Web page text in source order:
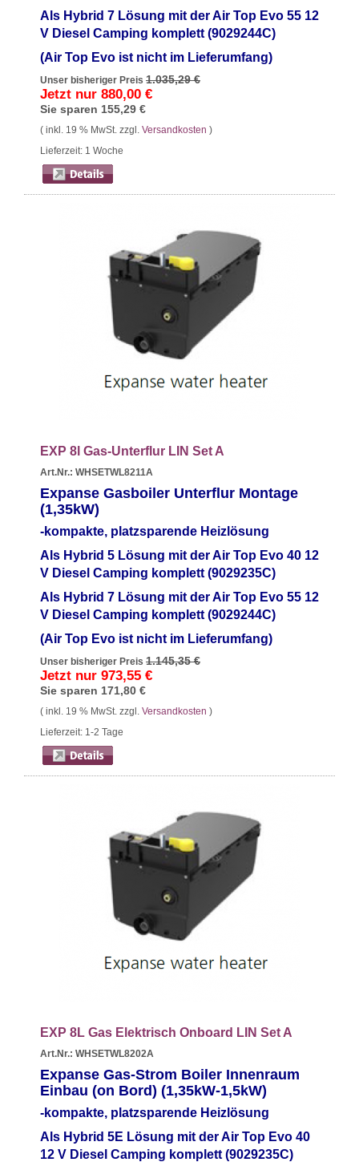
Als Hybrid 7 Lösung mit der Air Top Evo 55 12
V Diesel Camping komplett (9029244C)
(Air Top Evo ist nicht im Lieferumfang)
Unser bisheriger Preis 1.035,29 €
Jetzt nur 880,00 €
Sie sparen 155,29 €
( inkl. 19 % MwSt. zzgl. Versandkosten )
Lieferzeit: 1 Woche
EXP 8l Gas-Unterflur LIN Set A
Art.Nr.: WHSETWL8211A
Expanse Gasboiler Unterflur Montage
(1,35kW)
-kompakte, platzsparende Heizlösung
Als Hybrid 5 Lösung mit der Air Top Evo 40 12
V Diesel Camping komplett (9029235C)
Als Hybrid 7 Lösung mit der Air Top Evo 55 12
V Diesel Camping komplett (9029244C)
(Air Top Evo ist nicht im Lieferumfang)
Unser bisheriger Preis 1.145,35 €
Jetzt nur 973,55 €
Sie sparen 171,80 €
( inkl. 19 % MwSt. zzgl. Versandkosten )
Lieferzeit: 1-2 Tage
EXP 8L Gas Elektrisch Onboard LIN Set A
Art.Nr.: WHSETWL8202A
Expanse Gas-Strom Boiler Innenraum
Einbau (on Bord) (1,35kW-1,5kW)
-kompakte, platzsparende Heizlösung
Als Hybrid 5E Lösung mit der Air Top Evo 40
12 V Diesel Camping komplett (9029235C)